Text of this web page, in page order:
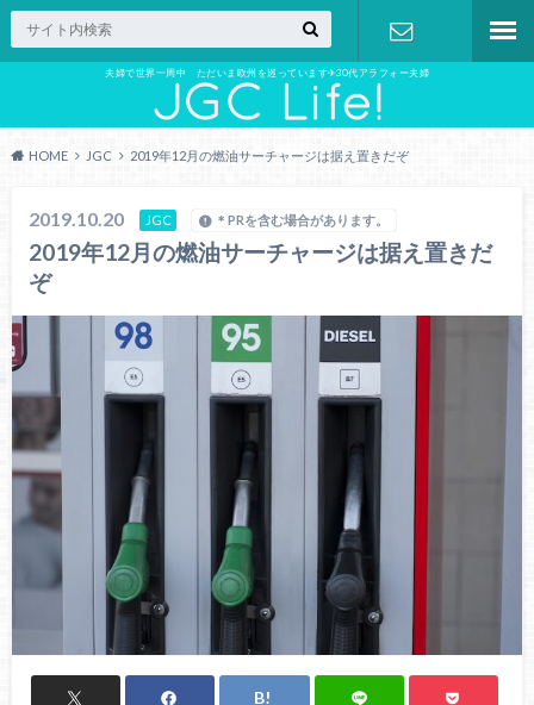
夫婦で世界一周中 ただいま欧州を巡っています✈︎30代アラフォー夫婦
お問い合わ
せ
HOME JGC 2019年12月の燃油サーチャージは据え置きだぞ
2019.10.20 JGC ＊PRを含む場合があります。
2019年12月の燃油サーチャージは据え置きだ
ぞ